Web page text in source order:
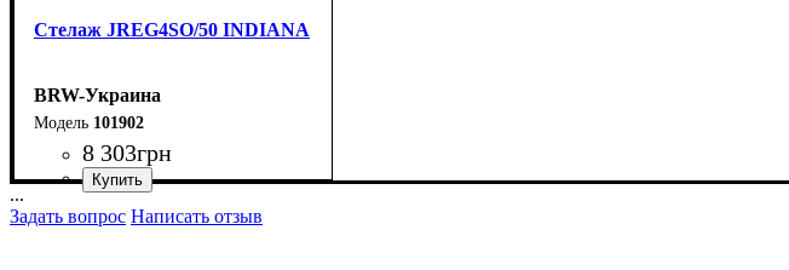
Стелаж JREG4SO/50 INDIANA
BRW-Украина
101902
8 303грн
...
Задать вопрос Написать отзыв